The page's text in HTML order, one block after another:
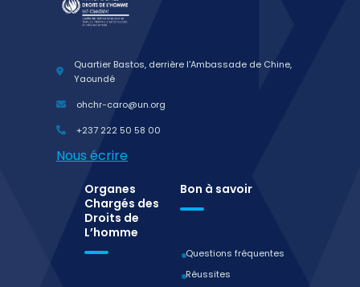
Quartier Bastos, derrière l'Ambassade de Chine,
Yaoundé
ohchr-caro@un.org
+237 222 50 58 00
Nous écrire
Organes
Chargés des
Droits de
L’homme
Bon à savoir
Questions fréquentes
Réussites